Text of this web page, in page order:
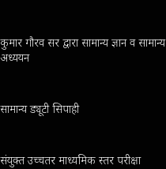
कुमार गौरव सर द्वारा सामान्य ज्ञान व सामान्य
अध्ययन
सामान्य ड्यूटी सिपाही
संयुक्त उच्चतर माध्यमिक स्तर परीक्षा